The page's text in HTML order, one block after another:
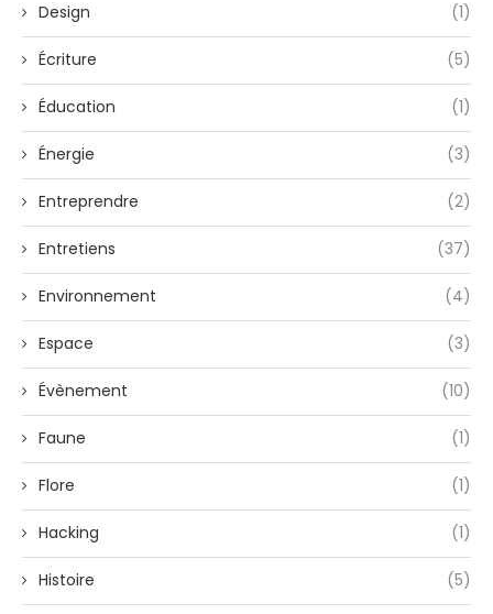
Design (1)
Écriture (5)
Éducation (1)
Énergie (3)
Entreprendre (2)
Entretiens (37)
Environnement (4)
Espace (3)
Évènement (10)
Faune (1)
Flore (1)
Hacking (1)
Histoire (5)